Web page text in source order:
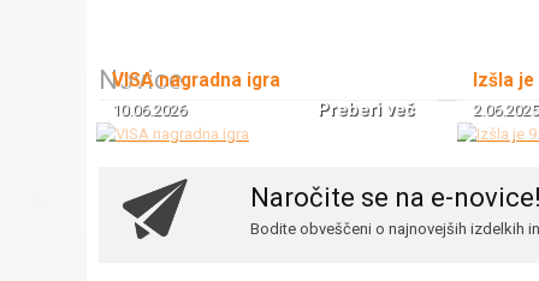
Novice
VISA nagradna igra
10.06.2026 Preberi več
Izšla
2.06.2025
Naročite se na e-novice!
Bodite obveščeni o najnovejših izdelkih